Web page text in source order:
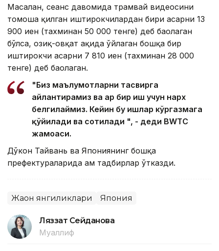
Масалан, сеанс давомида трамвай видеосини
томоша қилган иштирокчилардан бири асарни 13
900 иен (тахминан 50 000 тенге) деб баҳолаган
бўлса, озиқ-овқат ҳақида ўйлаган бошқа бир
иштирокчи асарни 7 810 иен (тахминан 28 000
тенге) деб баҳолаган.
"Биз маълумотларни тасвирга
айлантирамиз ва ҳар бир иш учун нарх
белгилаймиз. Кейин бу ишлар кўргазмага
қўйилади ва сотилади ", - деди BWTC
жамоаси.
Дўкон Тайвань ва Япониянинг бошқа
префектураларида ҳам тадбирлар ўтказди.
Жаҳон янгиликлари Япония
Ляззат Сейданова
Муаллиф